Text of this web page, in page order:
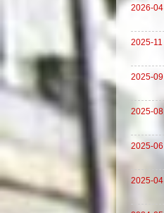
2026-04
2025-11
2025-09
2025-08
2025-06
2025-04